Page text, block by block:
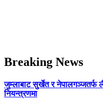
Breaking News
जुम्लाबाट सुर्खेत र नेपालगञ्जतर्फ
नियन्त्रणमा